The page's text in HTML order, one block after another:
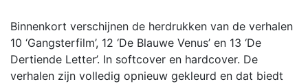
Binnenkort verschijnen de herdrukken van de verhalen
10 ‘Gangsterfilm’, 12 ‘De Blauwe Venus’ en 13 ‘De
Dertiende Letter’. In softcover en hardcover. De
verhalen zijn volledig opnieuw gekleurd en dat biedt